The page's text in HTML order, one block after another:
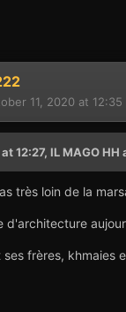
11, 2020 at 12:35
12:27, IL MAGO HH
très loin de la
d'architecture
frères, khmaies